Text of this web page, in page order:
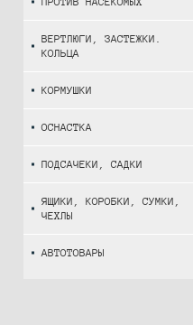
ВЕРТЛЮГИ, ЗАСТЕЖКИ.
КОЛЬЦА
КОРМУШКИ
ОСНАСТКА
ПОДСАЧЕКИ, САДКИ
ЯЩИКИ, КОРОБКИ, СУМКИ,
ЧЕХЛЫ
АВТОТОВАРЫ